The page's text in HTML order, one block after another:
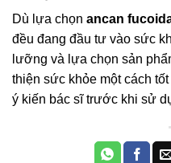
Dù lựa chọn ancan
đều đang đầu tư vào sức
lưỡng và lựa chọn sản
thiện sức khỏe một cách
ý kiến bác sĩ trước khi sử